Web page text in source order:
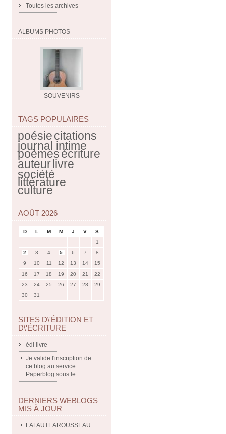
Toutes les archives
ALBUMS PHOTOS
SOUVENIRS
TAGS POPULAIRES
poésiecitations
journal intime
poèmesécriture
auteurlivre
société
littérature
culture
AOÛT 2026
D L M M J V
S
1
2
3 4 5 6 7
8
9
10 11 12 13 14
15
16
17 18 19 20 21
22
23
24 25 26 27 28
29
30
31
SITES D\'ÉDITION ET
D\'ÉCRITURE
édi livre
Je valide l'inscription de
ce blog au service
Paperblog sous le...
DERNIERS WEBLOGS
MIS À JOUR
LAFAUTEAROUSSEAU